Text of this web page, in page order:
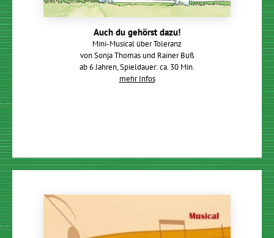
Auch du gehörst dazu!
Mini-Musical über Toleranz
von Sonja Thomas und Rainer Buß
ab 6 Jahren, Spieldauer: ca. 30 Min.
mehr Infos